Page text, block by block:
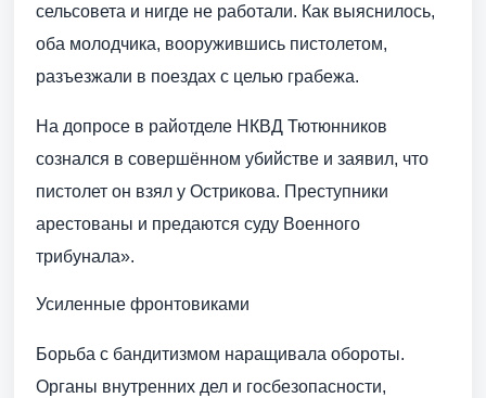
сельсовета и нигде не работали. Как выяснилось,
оба молодчика, вооружившись пистолетом,
разъезжали в поездах с целью грабежа.
На допросе в райотделе НКВД Тютюнников
сознался в совершённом убийстве и заявил, что
пистолет он взял у Острикова. Преступники
арестованы и предаются суду Военного
трибунала».
Усиленные фронтовиками
Борьба с бандитизмом наращивала обороты.
Органы внутренних дел и госбезопасности,